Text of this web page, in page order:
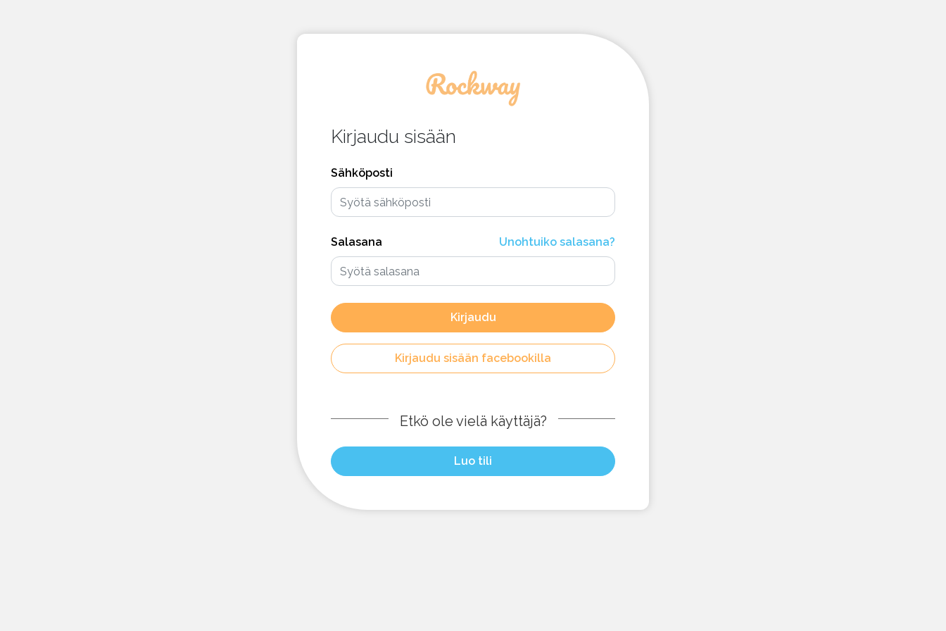
Kirjaudu sisään
Sähköposti
Salasana Unohtuiko salasana?
Kirjaudu
Kirjaudu sisään facebookilla
Etkö ole vielä käyttäjä?
Luo tili